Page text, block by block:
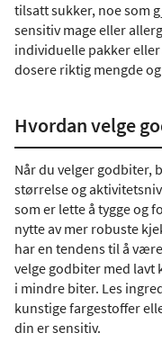
tilsatt sukker, noe som
sensitiv mage eller
individuelle pakker
dosere riktig mengde
Hvordan velge
Når du velger godbiter,
størrelse og
som er lette å tygge og
nytte av mer robuste
har en tendens til å
velge godbiter med
i mindre biter. Les
kunstige fargestoffer
din er sensitiv.